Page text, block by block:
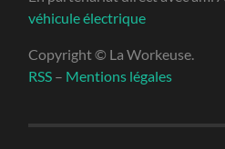
véhicule électrique
Copyright © La Workeuse.
RSS – Mentions légales